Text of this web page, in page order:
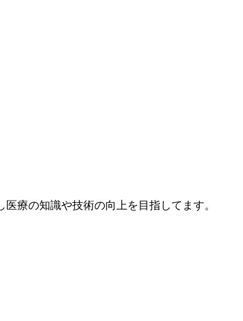
療の知識や技術の向上を目指してます。